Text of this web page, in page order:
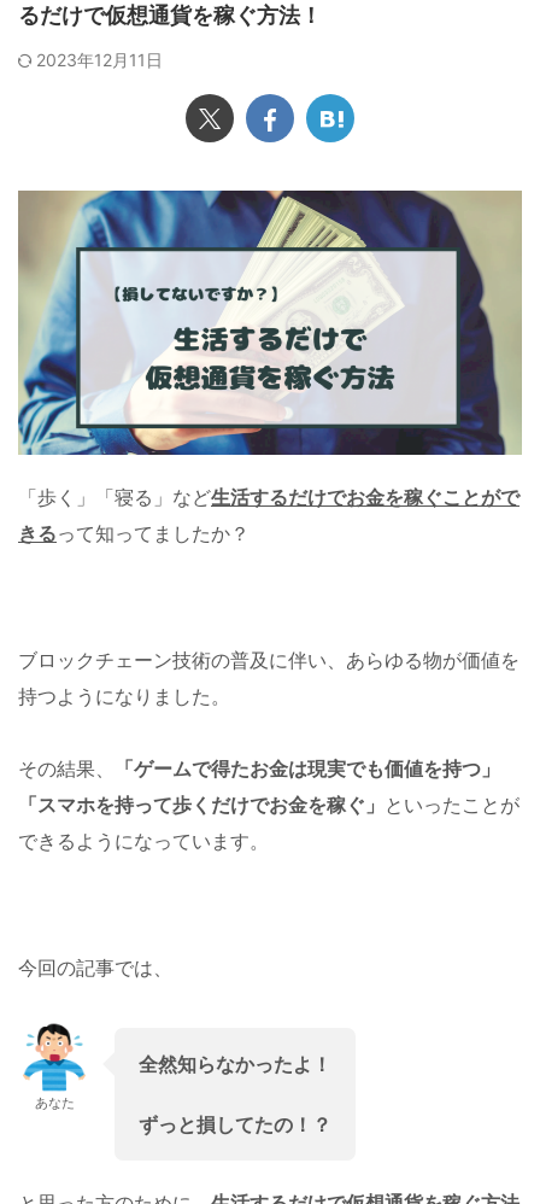
るだけで仮想通貨を稼ぐ方法！
2023年12月11日
「歩く」「寝る」など生活するだけでお金を稼ぐことがで
きるって知ってましたか？
ブロックチェーン技術の普及に伴い、あらゆる物が価値を
持つようになりました。
その結果、
「ゲームで得たお金は現実でも価値を持つ」
「スマホを持って歩くだけでお金を稼ぐ」 といったことが
できるようになっています。
今回の記事では、
あなた
全然知らなかったよ！
ずっと損してたの！？